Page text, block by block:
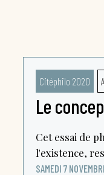
Citéphilo 2020
Le
Cet essai de
l'existence,
SAMEDI 7